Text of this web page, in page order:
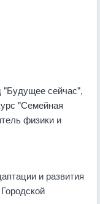
сейчас",
"Семейная
физики и
и развития